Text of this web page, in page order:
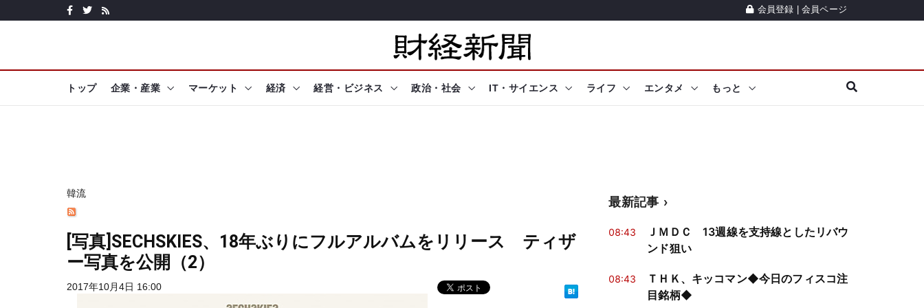
会員登録 会員ページ
トップ 企業・産業 マーケット 経済 経営・ビジネス 政治・社会 IT・サイエンス ライフ エンタメ もっと
韓流
[写真]SECHSKIES、18年ぶりにフルアルバムをリリース ティザ
ー写真を公開（2）
2017年10月4日 16:00
最新記事
08:43
ＪＭＤＣ 13週線を支持線としたリバウ
ンド狙い
08:43
ＴＨＫ、キッコマン◆今日のフィスコ注
目銘柄◆